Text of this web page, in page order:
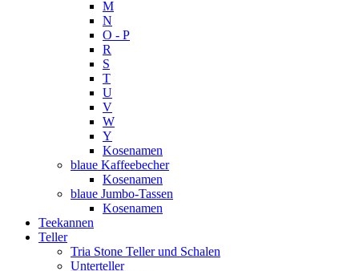
M
N
O - P
R
S
T
U
V
W
Y
Kosenamen
blaue Kaffeebecher
Kosenamen
blaue Jumbo-Tassen
Kosenamen
Teekannen
Teller
Tria Stone Teller und Schalen
Unterteller